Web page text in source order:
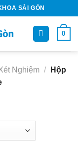
SÀI GÒN
0
Nghiệm /
Hộp